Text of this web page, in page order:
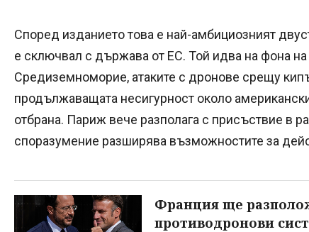
Според изданието това е най-амбициозният
е сключвал с държава от ЕС. Той идва на фона
Средиземноморие, атаките с дронове срещу
продължаващата несигурност около
отбрана. Париж вече разполага с присъствие в
споразумение разширява възможностите за
Франция ще
противодронови